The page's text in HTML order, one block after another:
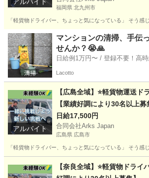
福岡県 北九州市
「軽貨物ドライバー、ちょっと気になっている」 そう
福岡 北九州市 ドライバー 貨物
マンションの清掃、手伝
せんか？😭🙏
日給例1万円〜 / 登録不
Lacotto
アルバイト
【広島全域】⭐軽貨物運送ド
【業績好調により30名以上募
日給17,500円
合同会社Arks Japan
広島県 広島市
「軽貨物ドライバー、ちょっと気になっている」 そう
ドライバー 貨物
【奈良全域】⭐軽貨物ドライ